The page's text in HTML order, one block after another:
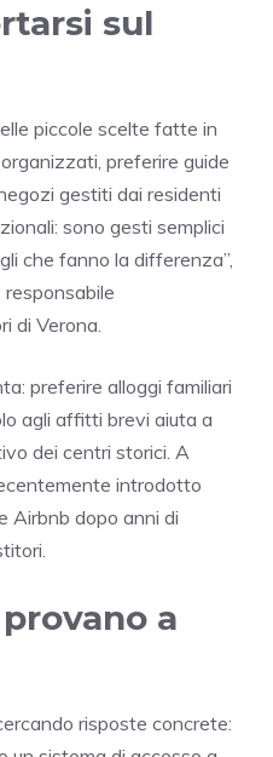
sul
piccole scelte fatte in
preferire guide
gestiti dai residenti
sono gesti semplici
che fanno la differenza”,
di Verona.
preferire alloggi familiari
agli affitti brevi aiuta a
dei centri storici. A
introdotto
Airbnb dopo anni di
a
risposte concrete: